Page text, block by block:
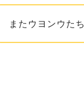
またウヨンウた